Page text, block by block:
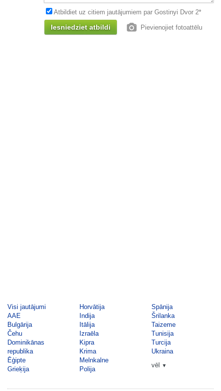
Atbildiet uz citiem jautājumiem par Gostinyi Dvor 2*
Pievienojiet fotoattēlu
Visi jautājumi
AAE
Bulgārija
Čehu
Dominikānas
republika
Ēģipte
Grieķija
Horvātija
Indija
Itālija
Izraēla
Kipra
Krima
Melnkalne
Polija
Spānija
Šrilanka
Taizeme
Tunisija
Turcija
Ukraina
vēl
▼